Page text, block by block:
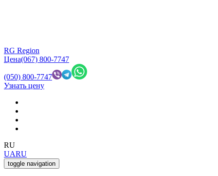
RG Region
Цена(067) 800-7747
(050) 800-7747
Узнать цену
RU
UARU
toggle navigation